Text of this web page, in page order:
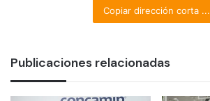
Copiar dirección corta ...
Publicaciones relacionadas